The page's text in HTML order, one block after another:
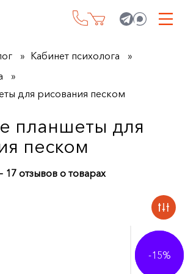
Кабинет психолога
для рисования песком
планшеты для
песком
17 отзывов о товарах
-48%
-17%
-15%